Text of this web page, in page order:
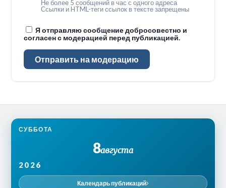
Не более 5 сообщений в час с одного адреса
Ссылки и HTML-теги ссылок в тексте запрещены
Я отправляю сообщение добросовестно и
согласен с модерацией перед публикацией.
Отправить на модерацию
СУББОТА
8августа
2026
Календарь публикаций